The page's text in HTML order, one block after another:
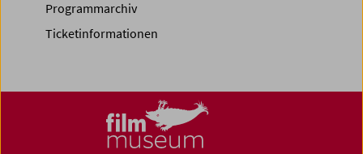
Programmarchiv
Ticketinformationen